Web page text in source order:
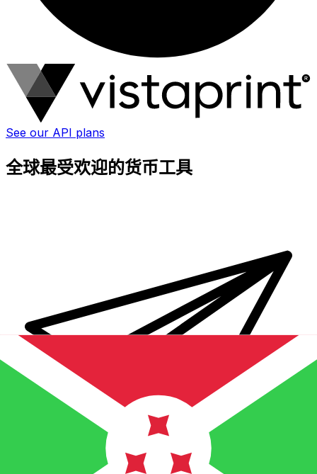
See our API plans
全球最受欢迎的货币工具